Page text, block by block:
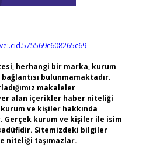
herhangi bir marka, kurum
bulunmamaktadır.
makaleler
alan içerikler haber niteliği
ve kişiler hakkında
Gerçek kurum ve kişiler ile isim
Sitemizdeki bilgiler
niteliği taşımazlar.